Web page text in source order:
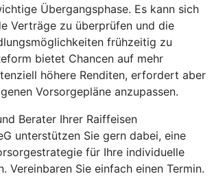
Übergangsphase. Es kann sich
Verträge zu überprüfen und die
frühzeitig zu
bietet Chancen auf mehr
höhere Renditen, erfordert aber
Vorsorgepläne anzupassen.
Berater Ihrer Raiffeisen
unterstützen Sie gern dabei, eine
für Ihre individuelle
Vereinbaren Sie einfach einen Termin.